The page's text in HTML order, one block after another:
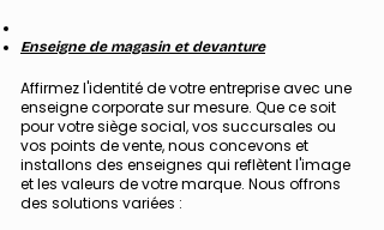
Enseigne de magasin et devanture
Affirmez l'identité de votre entreprise avec une
enseigne corporate sur mesure. Que ce soit
pour votre siège social, vos succursales ou
vos points de vente, nous concevons et
installons des enseignes qui reflètent l'image
et les valeurs de votre marque. Nous offrons
des solutions variées :